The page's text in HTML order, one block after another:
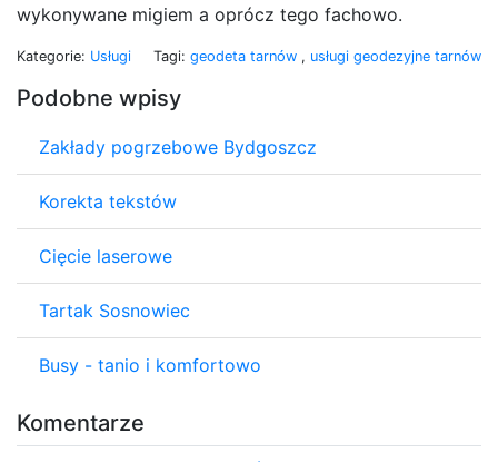
wykonywane migiem a oprócz tego fachowo.
Kategorie: Usługi Tagi: geodeta tarnów , usługi geodezyjne tarnów
Podobne wpisy
Zakłady pogrzebowe Bydgoszcz
Korekta tekstów
Cięcie laserowe
Tartak Sosnowiec
Busy - tanio i komfortowo
Komentarze